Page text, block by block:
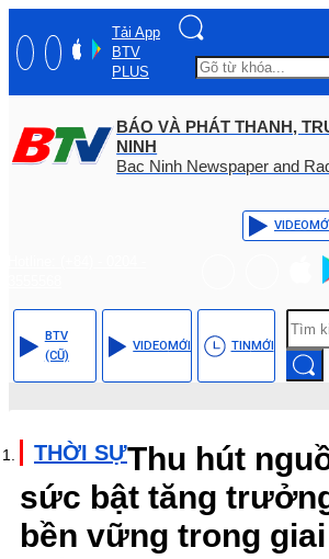
Tải App
BTV
PLUS
BÁO VÀ PHÁT THANH,
NINH
Bac Ninh Newspaper and
VIDEO
BTV
(CŨ)
VIDEOMỚI TINMỚI
THỜI SỰThu hút
sức bật tăng
bền vững trong